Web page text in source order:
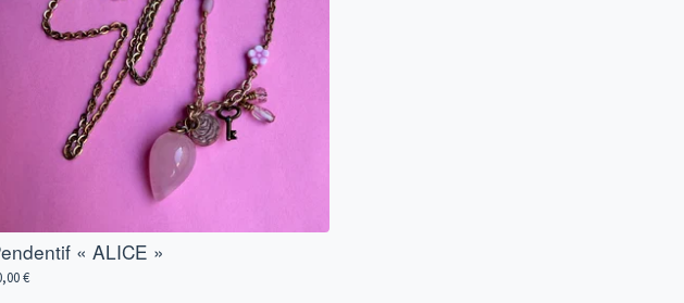
« ALICE »
€